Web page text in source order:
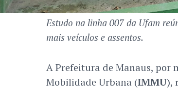
Estudo na linha 007 da Ufam
mais veículos e assentos.
A Prefeitura de Manaus,
Mobilidade Urbana (IMMU),